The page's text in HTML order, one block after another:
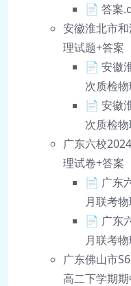
📄 答案
安徽淮北市
理试题+答案
📄 安徽
次质检
📄 安徽
次质检
广东六校
理试卷+答案
📄 广东
月联考
📄 广东
月联考
广东佛山市
高二下学期